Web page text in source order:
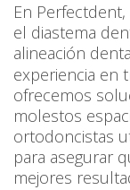
En
el diastema
alineación
experiencia en
ofrecemos
molestos
ortodoncistas
para asegurar
mejores